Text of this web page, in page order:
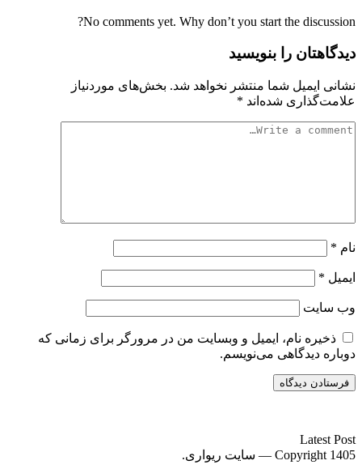
No comments yet. Why don’t you start the discussion?
دیدگاهتان را بنویسید
نشانی ایمیل شما منتشر نخواهد شد. بخش‌های موردنیاز
علامت‌گذاری شده‌اند *
نام *
ایمیل *
وب‌ سایت
ذخیره نام، ایمیل و وبسایت من در مرورگر برای زمانی که
دوباره دیدگاهی می‌نویسم.
Latest Post
Copyright 1405 — سایت ریواری.